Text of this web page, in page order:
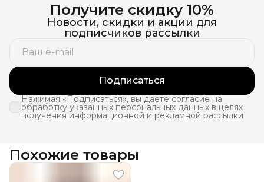
Получите скидку 10%
Новости, скидки и акции для
подписчиков рассылки
Подписаться
Нажимая «Подписаться», вы даете согласие на
обработку указанных персональных данных в целях
получения информационной и рекламной рассылки
Похожие товары